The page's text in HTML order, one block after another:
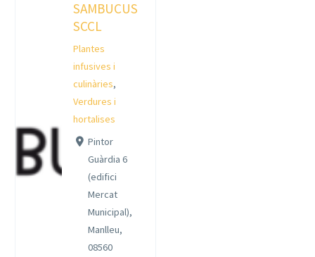
SAMBUCUS
SCCL
Plantes
infusives i
culinàries,
Verdures i
hortalises
Pintor
Guàrdia 6
(edifici
Mercat
Municipal),
Manlleu,
08560